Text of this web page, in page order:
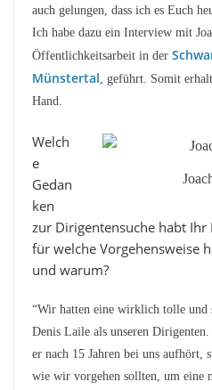
auch gelungen, dass ich es Euch
Ich habe dazu ein Interview mit
Öffentlichkeitsarbeit in der
Münstertal , geführt. Somit
Hand.
Welch
e
Gedan
ken
zur Dirigentensuche habt Ihr
für welche Vorgehensweise
und warum?
“Wir hatten eine wirklich tolle
Denis Laile als unseren
er nach 15 Jahren bei uns aufhört,
wie wir vorgehen sollten, um eine